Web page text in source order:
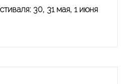
30, 31 мая, 1 июня